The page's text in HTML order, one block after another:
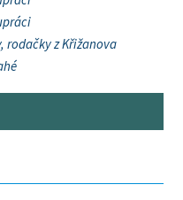
rodačky z Křižanova